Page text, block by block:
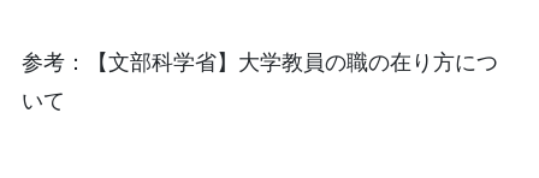
参考：【文部科学省】大学教員の職の在り方につ
いて